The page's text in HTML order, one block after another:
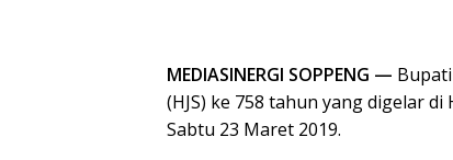
MEDIASINERGI SOPPENG —
(HJS) ke 758 tahun yang digelar
Sabtu 23 Maret 2019.